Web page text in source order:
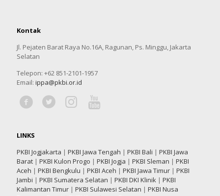
Kontak
Jl. Pejaten Barat Raya No.16A, Ragunan, Ps. Minggu, Jakarta
Selatan
Telepon: +62 851-2101-1957
Email: ippa@pkbi.or.id
LINKS
PKBI Jogjakarta | PKBI Jawa Tengah | PKBI Bali | PKBI Jawa
Barat| PKBI Kulon Progo | PKBI Jogja | PKBI Sleman | PKBI
Aceh | PKBI Bengkulu | PKBI Aceh | PKBI Jawa Timur| PKBI
Jambi | PKBI Sumatera Selatan | PKBI DKI Klinik| PKBI
Kalimantan Timur| PKBI Sulawesi Selatan | PKBI Nusa